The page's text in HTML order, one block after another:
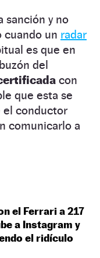
sanción y no
cuando un radar
es que en
del
con
que esta se
el conductor
comunicarlo a
el Ferrari a 217
a Instagram y
el ridículo